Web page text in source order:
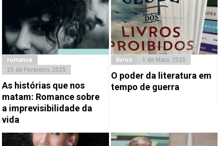
romance
25 de Fevereiro, 2025
As histórias que nos
matam: Romance sobre
a imprevisibilidade da
vida
livros 1 de Maio, 2025
O poder da literatura em
tempo de guerra